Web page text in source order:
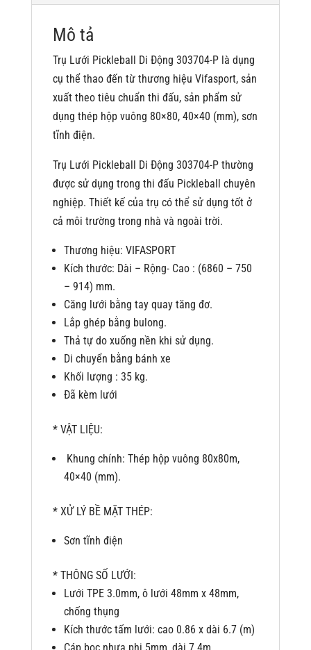
Mô tả
Trụ Lưới Pickleball Di Động 303704-P là dụng
cụ thể thao đến từ thương hiệu Vifasport, sản
xuất theo tiêu chuẩn thi đấu, sản phẩm sử
dụng thép hộp vuông 80×80, 40×40 (mm), sơn
tĩnh điện.
Trụ Lưới Pickleball Di Động 303704-P thường
được sử dụng trong thi đấu Pickleball chuyên
nghiệp. Thiết kế của trụ có thể sử dụng tốt ở
cả môi trường trong nhà và ngoài trời.
Thương hiệu: VIFASPORT
Kích thước: Dài – Rộng- Cao : (6860 – 750
– 914) mm.
Căng lưới bằng tay quay tăng đơ.
Lắp ghép bằng bulong.
Thả tự do xuống nền khi sử dụng.
Di chuyển bằng bánh xe
Khối lượng : 35 kg.
Đã kèm lưới
* VẬT LIỆU:
Khung chính: Thép hộp vuông 80x80m,
40×40 (mm).
* XỬ LÝ BỀ MẶT THÉP:
Sơn tĩnh điện
* THÔNG SỐ LƯỚI:
Lưới TPE 3.0mm, ô lưới 48mm x 48mm,
chống thụng
Kích thước tấm lưới: cao 0.86 x dài 6.7 (m)